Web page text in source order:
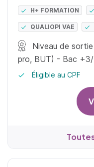
H+ FORMATION
QUALIOPI VAE
Niveau de
pro, BUT) - Bac
Éligible au CPF